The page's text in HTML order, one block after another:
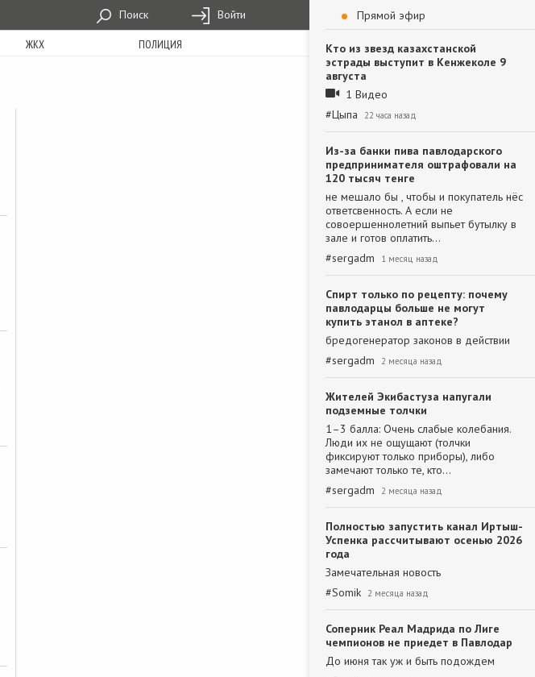
Поиск Войти
ЖКХ ПОЛИЦИЯ
Прямой эфир
Кто из звезд казахстанской
эстрады выступит в Кенжеколе 9
августа
1 Видео
#Цыпа 22 часа назад
Из-за банки пива павлодарского
предпринимателя оштрафовали на
120 тысяч тенге
не мешало бы , чтобы и покупатель нёс
ответсвенность. А если не
совоершеннолетний выпьет бутылку в
зале и готов оплатить…
#sergadm 1 месяц назад
Спирт только по рецепту: почему
павлодарцы больше не могут
купить этанол в аптеке?
бредогенератор законов в действии
#sergadm 2 месяца назад
Жителей Экибастуза напугали
подземные толчки
1–3 балла: Очень слабые колебания.
Люди их не ощущают (толчки
фиксируют только приборы), либо
замечают только те, кто…
#sergadm 2 месяца назад
Полностью запустить канал Иртыш-
Успенка рассчитывают осенью 2026
года
Замечательная новость
#Somik 2 месяца назад
Соперник Реал Мадрида по Лиге
чемпионов не приедет в Павлодар
До июня так уж и быть подождем